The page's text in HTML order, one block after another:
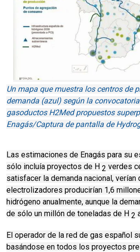
Un mapa que muestra los centros de
demanda (azul) según la
gasoductos H2Med propuestos
Enagás/Captura de pantalla de
Las estimaciones de Enagás para su
sólo incluía proyectos de H2 verdes
satisfacer la demanda nacional, verían
electrolizadores producirían 1,6
hidrógeno anualmente, aunque la
de sólo un millón de toneladas de H2
El operador de la red de gas español
basándose en todos los proyectos